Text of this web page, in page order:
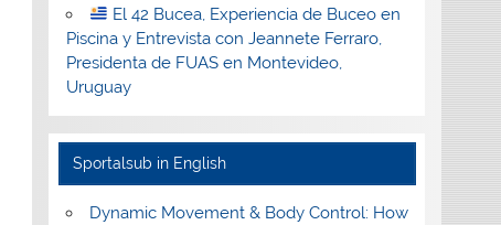
El 42 Bucea, Experiencia de Buceo en
Piscina y Entrevista con Jeannete Ferraro,
Presidenta de FUAS en Montevideo,
Uruguay
Sportalsub in English
Dynamic Movement & Body Control: How